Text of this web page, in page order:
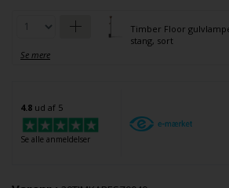
Se mere
Timber Floor
stang, sort
4.8 ud af 5
Se alle anmeldelser